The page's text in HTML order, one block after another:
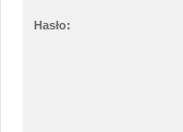
Hasło: